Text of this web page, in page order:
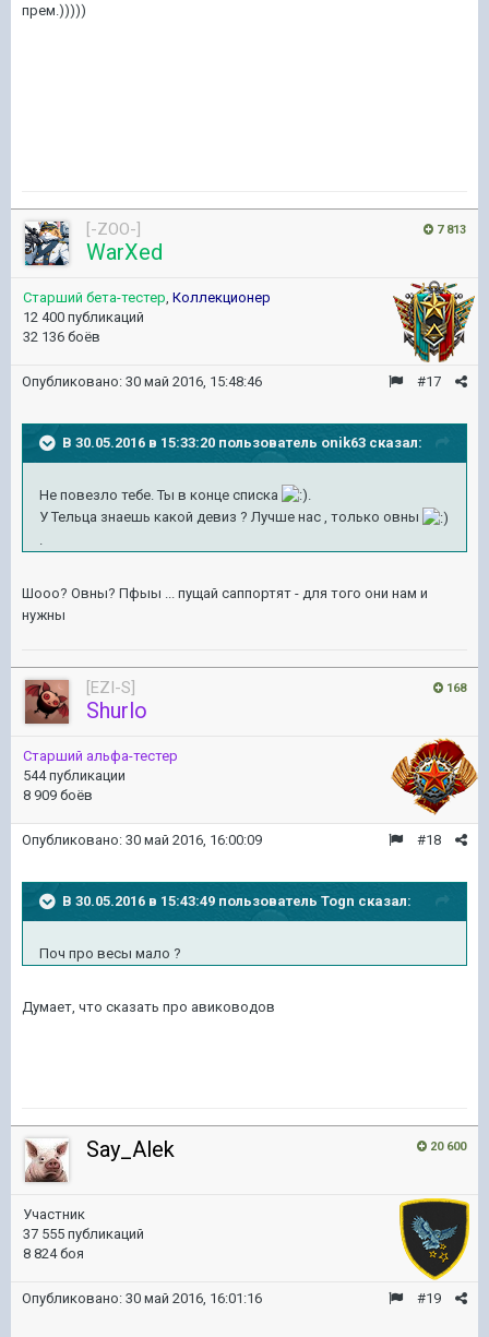
прем.)))))
7 813
[-ZOO-]
WarXed
Старший бета-тестер Коллекционер
12 400 публикаций
32 136 боёв
#17
Опубликовано: 30 май 2016, 15:48:46
В 30.05.2016 в 15:33:20 пользователь onik63 сказал:
Не повезло тебе. Ты в конце списка
У Тельца знаешь какой девиз ? Лучше нас , только овны
Шооо? Овны? Пфыы ... пущай саппортят - для того они нам и
нужны
168
[EZI-S]
Shurlo
Старший альфа-тестер
544 публикации
8 909 боёв
#18
Опубликовано: 30 май 2016, 16:00:09
В 30.05.2016 в 15:43:49 пользователь Togn сказал:
Поч про весы мало ?
Думает, что сказать про авиководов
20 600
Say_Alek
Участник
37 555 публикаций
8 824 боя
#19
Опубликовано: 30 май 2016, 16:01:16